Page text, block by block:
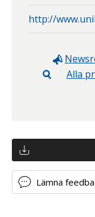
http://
Alla
Lämna